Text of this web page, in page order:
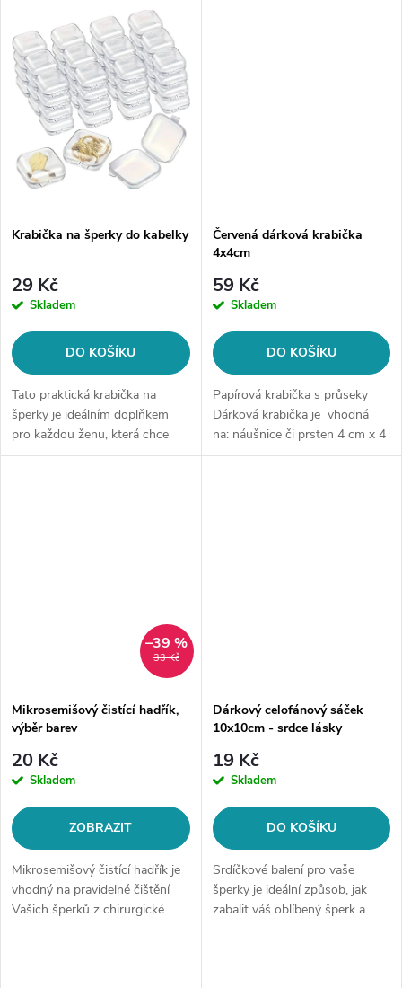
ů
ů
náušnice Barva: dle...
Krabička na šperky do kabelky
29 Kč
Skladem
DO KOŠÍKU
Tato praktická krabička na
šperky je ideálním doplňkem
pro každou ženu, která chce
mít své šperky vždy po ruce. Je
Červená dárková krabička
4x4cm
59 Kč
Skladem
DO KOŠÍKU
Papírová krabička s průseky
Dárková krabička je vhodná
na: náušnice či prsten 4 cm x 4
cm x 3 cm V ceně je 1 krabička.
33 Kč
–39 %
Mikrosemišový čistící hadřík,
výběr barev
20 Kč
Skladem
ZOBRAZIT
Mikrosemišový čistící hadřík je
vhodný na pravidelné čištění
Vašich šperků z chirurgické
oceli.Hadřík je oboustranný a
Dárkový celofánový sáček
10x10cm - srdce lásky
19 Kč
Skladem
DO KOŠÍKU
Srdíčkové balení pro vaše
šperky je ideální způsob, jak
zabalit váš oblíbený šperk a
udělat radost sobě nebo